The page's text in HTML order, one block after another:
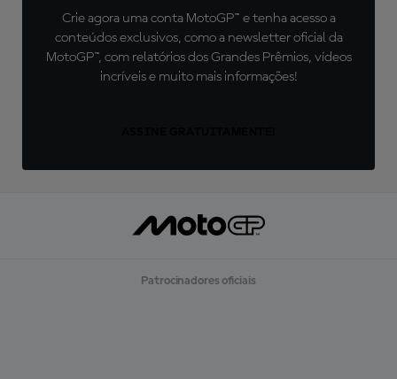
Crie agora uma conta MotoGP™ e tenha acesso a
conteúdos exclusivos, como a newsletter oficial da
MotoGP™, com relatórios dos Grandes Prêmios, vídeos
incríveis e muito mais informações!
Patrocinadores oficiais